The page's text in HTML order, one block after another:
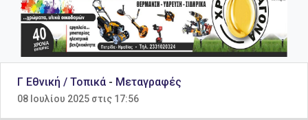
Γ Εθνική / Τοπικά - Μεταγραφές
08 Ιουλίου 2025 στις 17:56